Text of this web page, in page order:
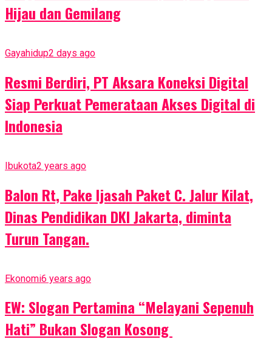
Hijau dan Gemilang
Gayahidup2 days ago
Resmi Berdiri, PT Aksara Koneksi Digital
Siap Perkuat Pemerataan Akses Digital di
Indonesia
Ibukota2 years ago
Balon Rt, Pake Ijasah Paket C. Jalur Kilat,
Dinas Pendidikan DKI Jakarta, diminta
Turun Tangan.
Ekonomi6 years ago
EW: Slogan Pertamina “Melayani Sepenuh
Hati” Bukan Slogan Kosong